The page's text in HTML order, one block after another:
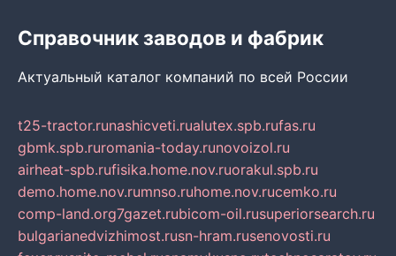
Справочник заводов и фабрик
Актуальный каталог компаний по всей России
t25-tractor.runashicveti.rualutex.spb.rufas.ru
gbmk.spb.ruromania-today.runovoizol.ru
airheat-spb.rufisika.home.nov.ruorakul.spb.ru
demo.home.nov.rumnso.ruhome.nov.rucemko.ru
comp-land.org7gazet.rubicom-oil.rusuperiorsearch.ru
bulgarianedvizhimost.rusn-hram.rusenovosti.ru